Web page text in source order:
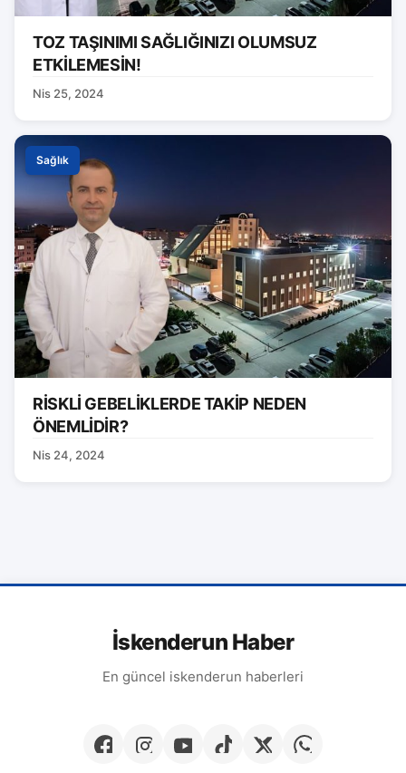
TOZ TAŞINIMI SAĞLIĞINIZI OLUMSUZ
ETKİLEMESİN!
Nis 25, 2024
Sağlık
RİSKLİ GEBELİKLERDE TAKİP NEDEN
ÖNEMLİDİR?
Nis 24, 2024
İskenderun Haber
En güncel iskenderun haberleri